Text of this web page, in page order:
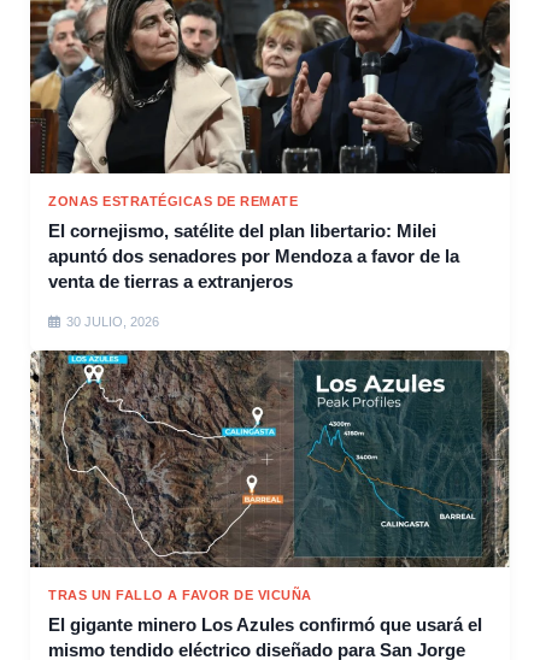
ZONAS ESTRATÉGICAS DE REMATE
El cornejismo, satélite del plan libertario: Milei
apuntó dos senadores por Mendoza a favor de la
venta de tierras a extranjeros
30 JULIO, 2026
TRAS UN FALLO A FAVOR DE VICUÑA
El gigante minero Los Azules confirmó que usará el
mismo tendido eléctrico diseñado para San Jorge